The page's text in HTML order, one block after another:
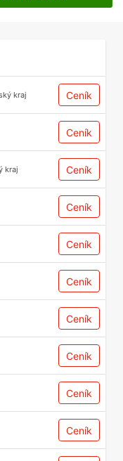
kraj Ceník
Ceník
kraj Ceník
Ceník
Ceník
Ceník
Ceník
Ceník
Ceník
Ceník